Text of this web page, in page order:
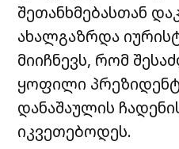
შეთანხმებასთან
ახალგაზრდა
მიიჩნევს, რომ
ყოფილი
დანაშაულის
იკვეთებოდეს.